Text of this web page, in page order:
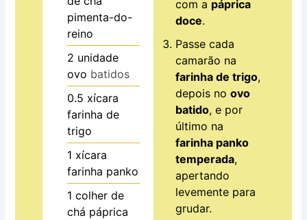
pimenta-do-
reino
2 unidade
ovo batidos
0.5 xícara
farinha de
trigo
1 xícara
farinha panko
1 colher de
chá páprica
com a páprica
doce.
Passe cada
camarão na
farinha de trigo,
depois no ovo
batido, e por
último na
farinha panko
temperada,
apertando
levemente para
grudar.